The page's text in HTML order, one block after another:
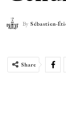
By Sébastien-
Share